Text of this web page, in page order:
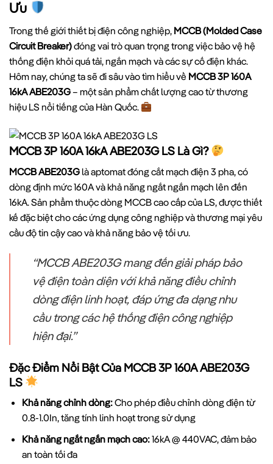
Ưu
Trong thế giới thiết bị điện công nghiệp, MCCB (Molded Case
Circuit Breaker)đóng vai trò quan trọng trong việc bảo vệ hệ
thống điện khỏi quá tải, ngắn mạch và các sự cố điện khác.
Hôm nay, chúng ta sẽ đi sâu vào tìm hiểu về MCCB 3P 160A
16kA ABE203G– một sản phẩm chất lượng cao từ thương
hiệu LS nổi tiếng của Hàn Quốc.
MCCB 3P 160A 16kA ABE203G LS Là Gì?
MCCB ABE203G là aptomat đóng cắt mạch điện 3 pha, có
dòng định mức 160A và khả năng ngắt ngắn mạch lên đến
16kA. Sản phẩm thuộc dòng MCCB cao cấp của LS, được thiết
kế đặc biệt cho các ứng dụng công nghiệp và thương mại yêu
cầu độ tin cậy cao và khả năng bảo vệ tối ưu.
“MCCB ABE203G mang đến giải pháp bảo
vệ điện toàn diện với khả năng điều chỉnh
dòng điện linh hoạt, đáp ứng đa dạng nhu
cầu trong các hệ thống điện công nghiệp
hiện đại.”
Đặc Điểm Nổi Bật Của MCCB 3P 160A ABE203G
LS
Khả năng chỉnh dòng:Cho phép điều chỉnh dòng điện từ
0.8-1.0In, tăng tính linh hoạt trong sử dụng
Khả năng ngắt ngắn mạch cao:16kA @ 440VAC, đảm bảo
an toàn tối đa